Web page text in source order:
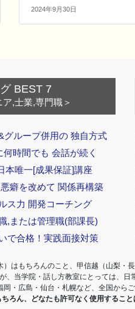
2024年9月30日
BEST 7
,士業,専門職＞
グループ併用の 独自方式
時間でも 会話が続く
本唯一[成果保証]講座
癖を改めて 関係再構築
ス力 開発コーチング
,または管理職(部課長)
で合格！実践面接対策
はもちろんのこと、甲信越（山梨
当学院・話し方教室にとっては、日
・広島・仙台・札幌など、全国からご
ろん、どなたも許可なく使用すること